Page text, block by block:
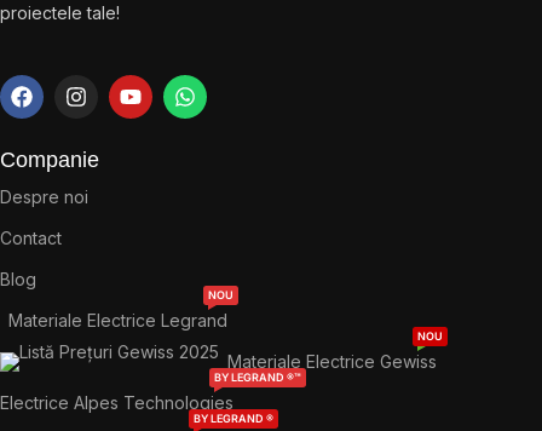
proiectele tale!
Companie
Despre noi
Contact
Blog
Materiale Electrice Legrand
NOU
Materiale Electrice Gewiss
NOU
Electrice Alpes Technologies
BY LEGRAND ®™
BY LEGRAND ®